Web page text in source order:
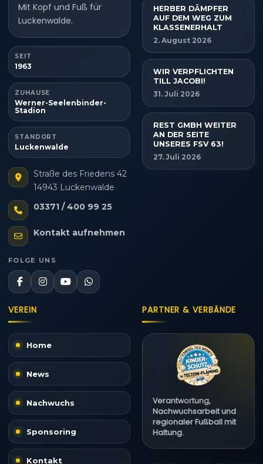
Mit Kopf und Fuß für
Luckenwalde.
SEIT
1963
ZUHAUSE
Werner-Seelenbinder-
Stadion
STANDORT
Luckenwalde
Straße des Friedens 42
14943 Luckenwalde
03371 / 400 99 25
Kontakt aufnehmen
FOLGE UNS
HERBER DÄMPFER
AUF DEM WEG ZUM
KLASSENERHALT
2. August 2026
WIR VERPFLICHTEN
TILL JACOBI!
31. Juli 2026
REST GMBH WEITER
AN DER SEITE
UNSERES FSV 63!
27. Juli 2026
VEREIN
Home
News
Nachwuchs
Sponsoring
Kontakt
PARTNER & VERBÄNDE
Verantwortung,
Nachwuchsarbeit und
regionaler Fußball mit
Haltung.